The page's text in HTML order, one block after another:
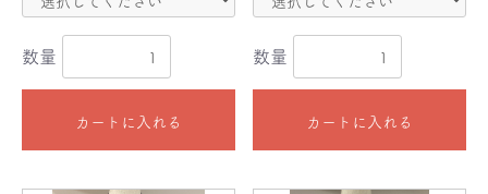
数量
カートに入れる
数量
カートに入れる
お買い物を続ける カートへ進む